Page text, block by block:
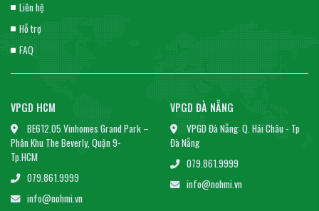
Liên hệ
Hỗ trợ
FAQ
VPGD HCM
BE612.05 Vinhomes Grand Park –
Phân Khu The Beverly, Quận 9-
Tp.HCM
079.861.9999
info@nohmi.vn
VPGD ĐÀ NẴNG
VPGD Đà Nẵng: Q. Hải Châu - Tp
Đà Nẵng
079.861.9999
info@nohmi.vn